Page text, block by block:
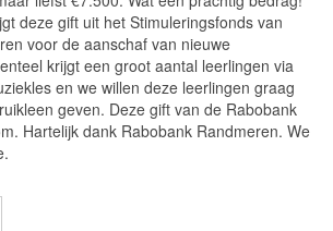
deze gift uit het Stimuleringsfonds van
voor de aanschaf van nieuwe
krijgt een groot aantal leerlingen via
en we willen deze leerlingen graag
geven. Deze gift van de Rabobank
Hartelijk dank Rabobank Randmeren. We